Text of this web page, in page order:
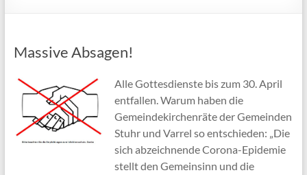
Massive Absagen!
Alle Gottesdienste bis zum 30. April
entfallen. Warum haben die
Gemeindekirchenräte der Gemeinden
Stuhr und Varrel so entschieden: „Die
sich abzeichnende Corona-Epidemie
stellt den Gemeinsinn und die